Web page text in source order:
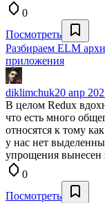
0
Посмотреть
Разбираем ELM
приложения
diklimchuk20 апр
В целом Redux
что есть много
относятся к тому
у нас нет
упрощения вынесен
0
Посмотреть